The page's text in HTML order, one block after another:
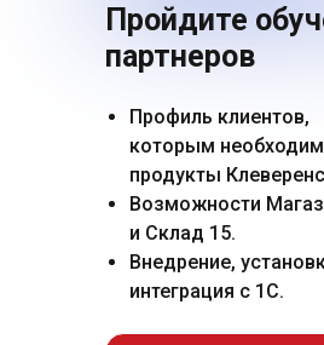
Пройдите
партнеров
Профиль клиентов,
которым
продукты
Возможности
и Склад 15.
Внедрение,
интеграция с 1С.
Склад 15
имущества
Обучение